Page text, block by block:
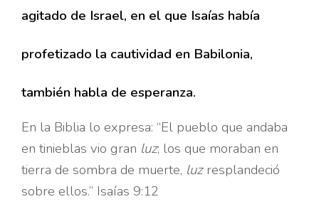
agitado de Israel, en el que Isaías había
profetizado la cautividad en Babilonia,
también habla de esperanza.
En la Biblia lo expresa: “El pueblo que andaba
en tinieblas vio gran luz; los que moraban en
tierra de sombra de muerte, luzresplandeció
sobre ellos.” Isaías 9:12